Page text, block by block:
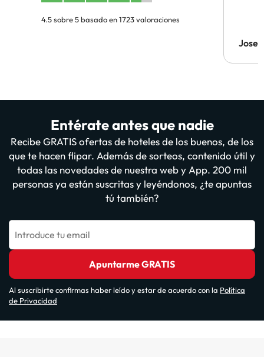
4.5 sobre 5 basado en 1723 valoraciones
Jose
Entérate antes que nadie
Recibe GRATIS ofertas de hoteles de los buenos, de los
que te hacen flipar. Además de sorteos, contenido útil y
todas las novedades de nuestra web y App. 200 mil
personas ya están suscritas y leyéndonos, ¿te apuntas
tú también?
Introduce tu email
Apuntarme GRATIS
Al suscribirte confirmas haber leído y estar de acuerdo con la Política
de Privacidad